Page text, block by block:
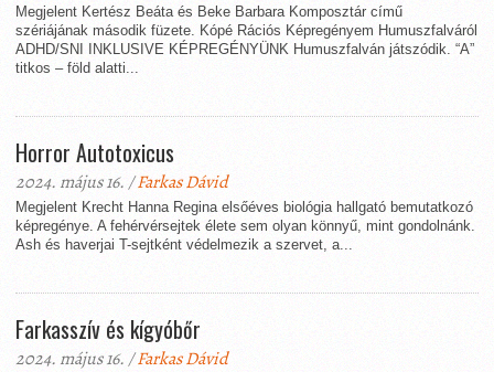
Megjelent Kertész Beáta és Beke Barbara Komposztár című
szériájának második füzete. Kópé Rációs Képregényem Humuszfalváról
ADHD/SNI INKLUSIVE KÉPREGÉNYÜNK Humuszfalván játszódik. “A”
titkos – föld alatti...
Horror Autotoxicus
2024. május 16. /Farkas Dávid
Megjelent Krecht Hanna Regina elsőéves biológia hallgató bemutatkozó
képregénye. A fehérvérsejtek élete sem olyan könnyű, mint gondolnánk.
Ash és haverjai T-sejtként védelmezik a szervet, a...
Farkasszív és kígyóbőr
2024. május 16. /Farkas Dávid